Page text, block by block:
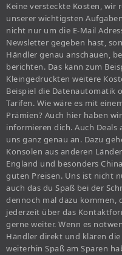
Keine versteckte Kosten, wir
unserer wichtigsten
nicht nur um die E-Mail
Newsletter gegeben hast,
Händler genau anschauen,
berichten. Das kann zum
Kleingedruckten weitere
Beispiel die Datenautomatik
Tarifen. Wie wäre es mit
Prämien? Auch hier haben
informieren dich. Auch Deals
uns ganz genau an. Dazu
Konsolen aus anderen
England und besonders
guten Preisen. Uns ist nicht
auch das du Spaß bei der
dennoch mal dazu kommen,
jederzeit über das
gerne weiter. Wenn es
Händler direkt und klären
weiterhin Spaß am Sparen